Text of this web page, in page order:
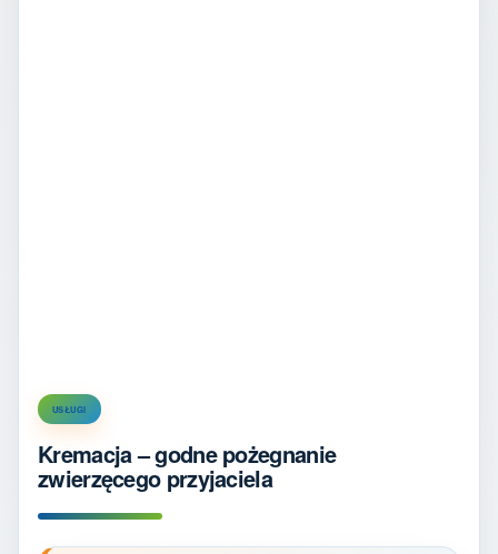
USŁUGI
Kremacja – godne pożegnanie
zwierzęcego przyjaciela